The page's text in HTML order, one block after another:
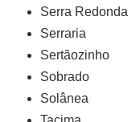
Serra Redonda
Serraria
Sertãozinho
Sobrado
Solânea